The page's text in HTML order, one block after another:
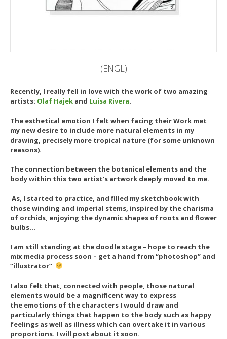
(ENGL)
Recently, I really fell in love with the work of two amazing
artists: Olaf Hajek and Luisa Rivera.
The esthetical emotion I felt when facing their Work met
my new desire to include more natural elements in my
drawing, precisely more tropical nature (for some unknown
reasons).
The connection between the botanical elements and the
body within this two artist’s artwork deeply moved to me.
As, I started to practice, and filled my sketchbook with
those winding and imperial stems, inspired by the charisma
of orchids, enjoying the dynamic shapes of roots and flower
bulbs…
I am still standing at the doodle stage – hope to reach the
mix media process soon – get a hand from “photoshop” and
“illustrator”
I also felt that, connected with people, those natural
elements would be a magnificent way to express
the emotions of the characters I would draw and
particularly things that happen to the body such as happy
feelings as well as illness which can overtake it in various
proportions. I will post about it soon.